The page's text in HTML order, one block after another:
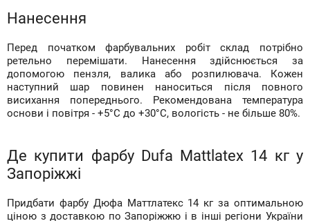
Нанесення
Перед початком фарбувальних робіт склад потрібно
ретельно перемішати. Нанесення здійснюється за
допомогою пензля, валика або розпилювача. Кожен
наступний шар повинен наноситься після повного
висихання попереднього. Рекомендована температура
основи і повітря - +5°С до +30°С, вологість - не більше 80%.
Де купити фарбу Dufa Mattlatex 14 кг у
Запоріжжі
Придбати фарбу Дюфа Маттлатекс 14 кг за оптимальною
ціною з доставкою по Запоріжжю і в інші регіони України